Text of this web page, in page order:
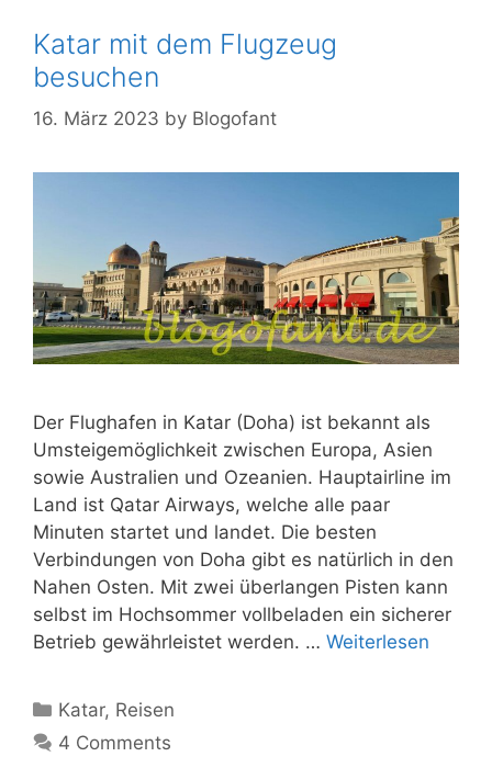
Katar mit dem Flugzeug
besuchen
16. März 2023 by Blogofant
Der Flughafen in Katar (Doha) ist bekannt als
Umsteigemöglichkeit zwischen Europa, Asien
sowie Australien und Ozeanien. Hauptairline im
Land ist Qatar Airways, welche alle paar
Minuten startet und landet. Die besten
Verbindungen von Doha gibt es natürlich in den
Nahen Osten. Mit zwei überlangen Pisten kann
selbst im Hochsommer vollbeladen ein sicherer
Betrieb gewährleistet werden. … Weiterlesen
Kategorien
Katar, Reisen
4 Comments